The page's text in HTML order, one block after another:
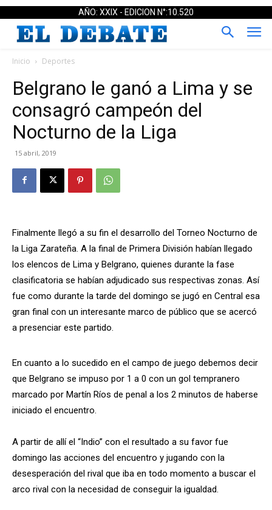
AÑO: XXIX - EDICION N°:10.520
Inicio Deportes
Belgrano le ganó a Lima y se
consagró campeón del
Nocturno de la Liga
15 abril, 2019
Finalmente llegó a su fin el desarrollo del Torneo Nocturno de
la Liga Zarateña. A la final de Primera División habían llegado
los elencos de Lima y Belgrano, quienes durante la fase
clasificatoria se habían adjudicado sus respectivas zonas. Así
fue como durante la tarde del domingo se jugó en Central esa
gran final con un interesante marco de público que se acercó
a presenciar este partido.
En cuanto a lo sucedido en el campo de juego debemos decir
que Belgrano se impuso por 1 a 0 con un gol tempranero
marcado por Martín Ríos de penal a los 2 minutos de haberse
iniciado el encuentro.
A partir de allí el “Indio” con el resultado a su favor fue
domingo las acciones del encuentro y jugando con la
desesperación del rival que iba en todo momento a buscar el
arco rival con la necesidad de conseguir la igualdad.